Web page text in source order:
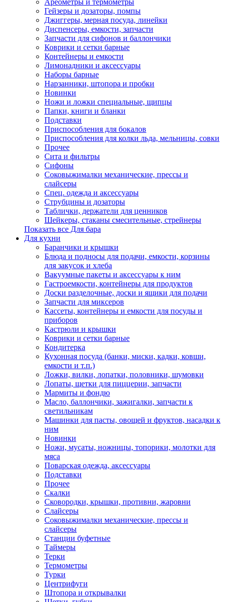
Ареометры и термометры
Гейзеры и дозаторы, помпы
Джиггеры, мерная посуда, линейки
Диспенсеры, емкости, запчасти
Запчасти для сифонов и баллончики
Коврики и сетки барные
Контейнеры и емкости
Лимонадники и аксессуары
Наборы барные
Нарзанники, штопора и пробки
Новинки
Ножи и ложки специальные, щипцы
Папки, книги и бланки
Подставки
Приспособления для бокалов
Приспособления для колки льда, мельницы, совки
Прочее
Сита и фильтры
Сифоны
Соковыжималки механические, прессы и
слайсеры
Спец. одежда и аксессуары
Струбцины и дозаторы
Таблички, держатели для ценников
Шейкеры, стаканы смесительные, стрейнеры
Показать все Для бара
Для кухни
Баранчики и крышки
Блюда и подносы для подачи, емкости, корзины
для закусок и хлеба
Вакуумные пакеты и аксессуары к ним
Гастроемкости, контейнеры для продуктов
Доски разделочные, доски и ящики для подачи
Запчасти для миксеров
Кассеты, контейнеры и емкости для посуды и
приборов
Кастрюли и крышки
Коврики и сетки барные
Кондитерка
Кухонная посуда (банки, миски, кадки, ковши,
емкости и т.п.)
Ложки, вилки, лопатки, половники, шумовки
Лопаты, щетки для пиццерии, запчасти
Мармиты и фондю
Масло, баллончики, зажигалки, запчасти к
светильникам
Машинки для пасты, овощей и фруктов, насадки к
ним
Новинки
Ножи, мусаты, ножницы, топорики, молотки для
мяса
Поварская одежда, аксессуары
Подставки
Прочее
Скалки
Сковородки, крышки, противни, жаровни
Слайсеры
Соковыжималки механические, прессы и
слайсеры
Станции буфетные
Таймеры
Терки
Термометры
Турки
Центрифуги
Штопора и открывалки